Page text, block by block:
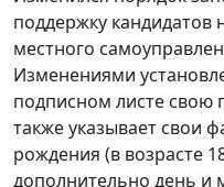
поддержку кандидатов
местного
Изменениями
подписном листе свою
также указывает свои
рождения (в возрасте
дополнительно день и